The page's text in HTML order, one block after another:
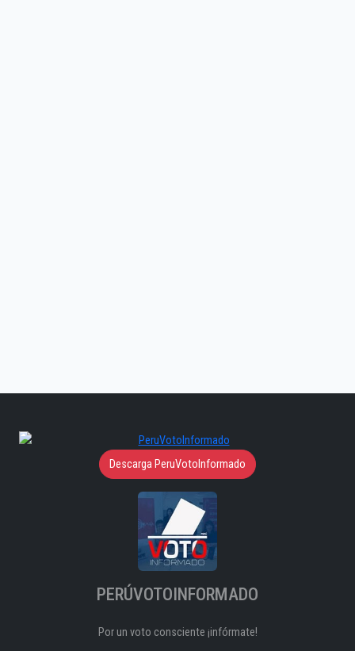
Descarga PeruVotoInformado
PERÚVOTOINFORMADO
Por un voto consciente ¡infórmate!